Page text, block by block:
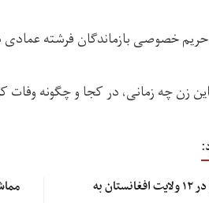
خصوصی بازماندگان فرشته
زن چه زمانی، در کجا و چگونه وفات
سازمان ملل: سوءتغذیه کودکان در ۱۲ ولایت‌ افغانستان به